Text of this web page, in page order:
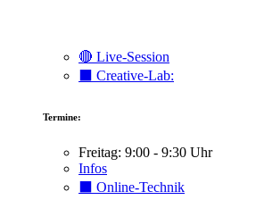
🔴 Live-Session
⬛️ Creative-Lab:
Termine:
Freitag: 9:00 - 9:30 Uhr
Infos
⬛️ Online-Technik